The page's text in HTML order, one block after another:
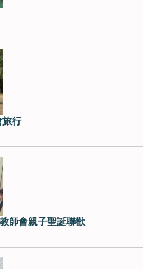
旅行
師會親子聖誕聯歡